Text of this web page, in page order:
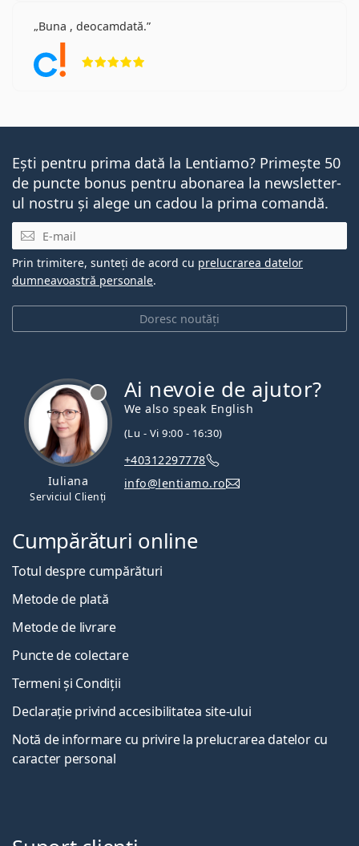
Buna , deocamdată.
Ești pentru prima dată la Lentiamo? Primește 50
de puncte bonus pentru abonarea la newsletter-
ul nostru și alege un cadou la prima comandă.
E-mail
Doresc noutăți
Prin trimitere, sunteți de acord cu prelucrarea datelor
dumneavoastră personale.
Iuliana
Serviciul Clienți
Ai nevoie de ajutor?
We also speak English
(Lu - Vi 9:00 - 16:30)
+40312297778
info@lentiamo.ro
Cumpărături online
Totul despre cumpărături
Metode de plată
Metode de livrare
Puncte de colectare
Termeni și Condiții
Declarație privind accesibilitatea site-ului
Notă de informare cu privire la prelucrarea datelor cu
caracter personal